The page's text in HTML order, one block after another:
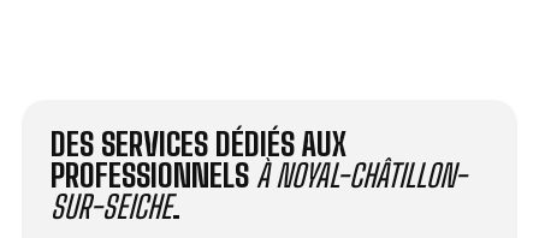
DES SERVICES DÉDIÉS AUX
PROFESSIONNELS À NOYAL-CHÂTILLON-
SUR-SEICHE.